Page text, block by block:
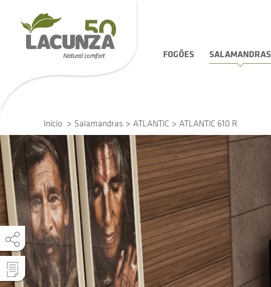
FOGÕES SALAMANDRAS
Início Salamandras ATLANTIC ATLANTIC 610 R